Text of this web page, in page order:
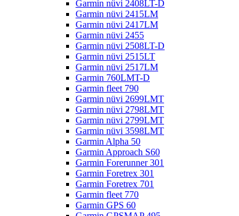
Garmin nüvi 2408LT-D
Garmin nüvi 2415LM
Garmin nüvi 2417LM
Garmin nüvi 2455
Garmin nüvi 2508LT-D
Garmin nüvi 2515LT
Garmin nüvi 2517LM
Garmin 760LMT-D
Garmin fleet 790
Garmin nüvi 2699LMT
Garmin nüvi 2798LMT
Garmin nüvi 2799LMT
Garmin nüvi 3598LMT
Garmin Alpha 50
Garmin Approach S60
Garmin Forerunner 301
Garmin Foretrex 301
Garmin Foretrex 701
Garmin fleet 770
Garmin GPS 60